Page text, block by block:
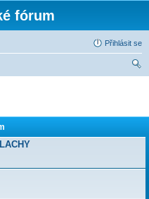
fórum
Přihlásit se